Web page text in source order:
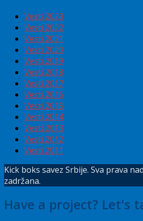
Vesti 2023
Vesti 2022
Vesti 2021
Vesti 2020
Vesti 2019
Vesti 2018
Vesti 2017
Vesti 2016
Vesti 2015
Vesti 2014
Vesti 2013
Vesti 2012
Vesti 2011
Kick boks savez Srbije. Sva prava
zadržana.
Have a project? Let's